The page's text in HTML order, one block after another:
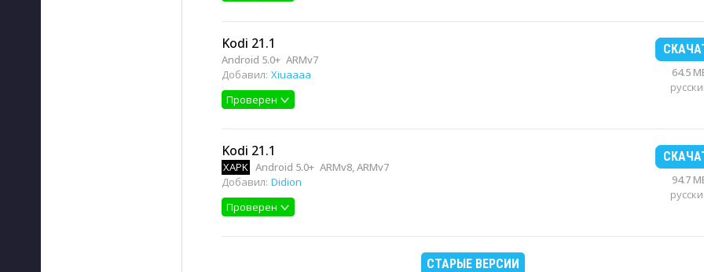
Kodi 21.1
Android 5.0+ ARMv7
Добавил: Xiuaaaa
Проверен
64.5
Kodi 21.1
XAPK Android 5.0+ ARMv8, ARMv7
Добавил: Didion
Проверен
94.7
СТАРЫЕ ВЕРСИИ